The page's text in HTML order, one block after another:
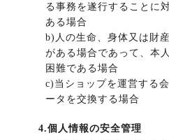
る事務を遂行することに
ある場合
b)人の生命、身体又は財
がある場合であって、本
困難である場合
c)当ショップを運営する
ータを交換する場合
4.個人情報の安全管理